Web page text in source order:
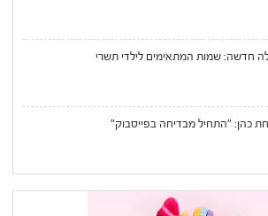
חדשה: שמות המתאימים לילדי תשרי
כהן: "התחיל מבדיחה בפייסבוק"